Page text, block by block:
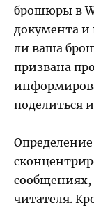
брошюры в
документа
ли ваша
призвана
поделиться
сообщениях,
читателя.